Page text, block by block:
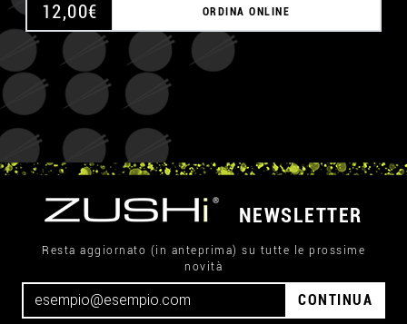
12,00€ ORDINA ONLINE
NEWSLETTER
Resta aggiornato (in anteprima) su tutte le prossime
novità
CONTINUA